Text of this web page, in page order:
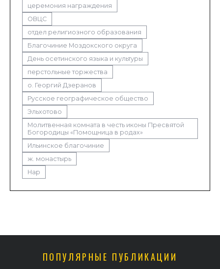
церемония награждения
ОВЦС
отдел религиозного образования
Благочиние Моздокского округа
День осетинского языка и культуры
перстольные торжества
о. Георгий Дзеранов
Русское географическое общество
Эльхотово
Молитвенная комната в честь иконы Пресвятой
Богородицы «Помощница в родах»
Ильинское благочиние
ж. монастырь
Нар
ПОПУЛЯРНЫЕ ПУБЛИКАЦИИ